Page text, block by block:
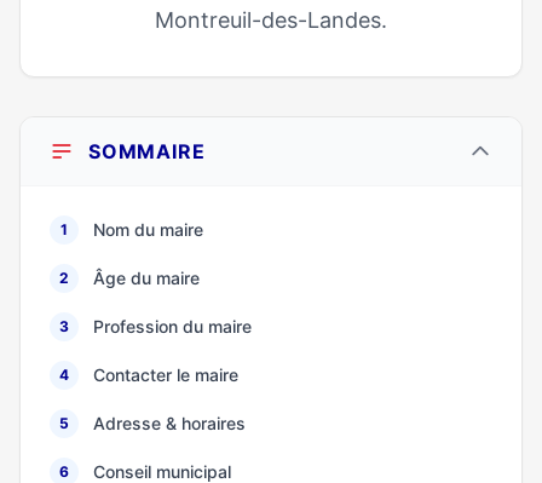
Montreuil-des-Landes.
SOMMAIRE
1 Nom du maire
2 Âge du maire
3 Profession du maire
4 Contacter le maire
5 Adresse & horaires
6 Conseil municipal